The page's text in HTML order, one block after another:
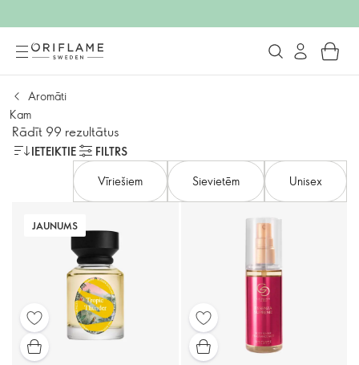
Aromāti
Kam
Rādīt 99 rezultātus
IETEIKTIE
FILTRS
Vīriešiem
Sievietēm Unisex
JAUNUMS